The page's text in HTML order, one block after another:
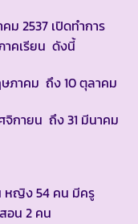
2537 เปิดทำการ
าคเรียน ดังนี้
คม ถึง 10 ตุลาคม
ยน ถึง 31 มีนาคม
หญิง 54 คน มีครู
อน 2 คน